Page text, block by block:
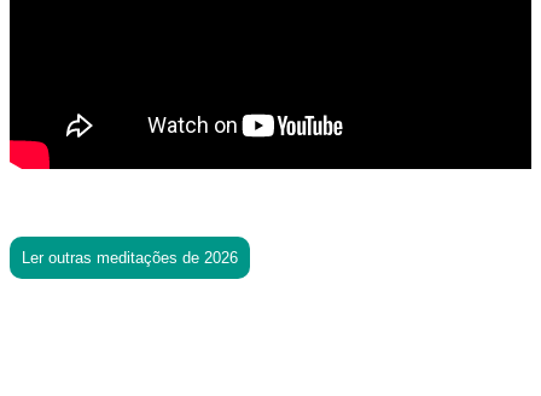
Ler outras meditações de 2026